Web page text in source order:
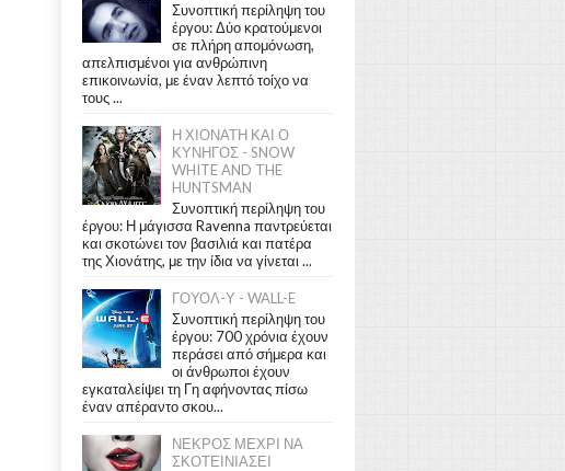
Συνοπτική περίληψη του
έργου: Δύο κρατούμενοι
σε πλήρη απομόνωση,
απελπισμένοι για ανθρώπινη
επικοινωνία, με έναν λεπτό τοίχο να
τους ...
Η ΧΙΟΝΑΤΗ ΚΑΙ Ο
ΚΥΝΗΓΟΣ - SNOW
WHITE AND THE
HUNTSMAN
Συνοπτική περίληψη του
έργου: Η μάγισσα Ravenna παντρεύεται
και σκοτώνει τον βασιλιά και πατέρα
της Χιονάτης, με την ίδια να γίνεται ...
ΓΟΥΟΛ-Υ - WALL-E
Συνοπτική περίληψη του
έργου: 700 χρόνια έχουν
περάσει από σήμερα και
οι άνθρωποι έχουν
εγκαταλείψει τη Γη αφήνοντας πίσω
έναν απέραντο σκου...
ΝΕΚΡΟΣ ΜΕΧΡΙ ΝΑ
ΣΚΟΤΕΙΝΙΑΣΕΙ